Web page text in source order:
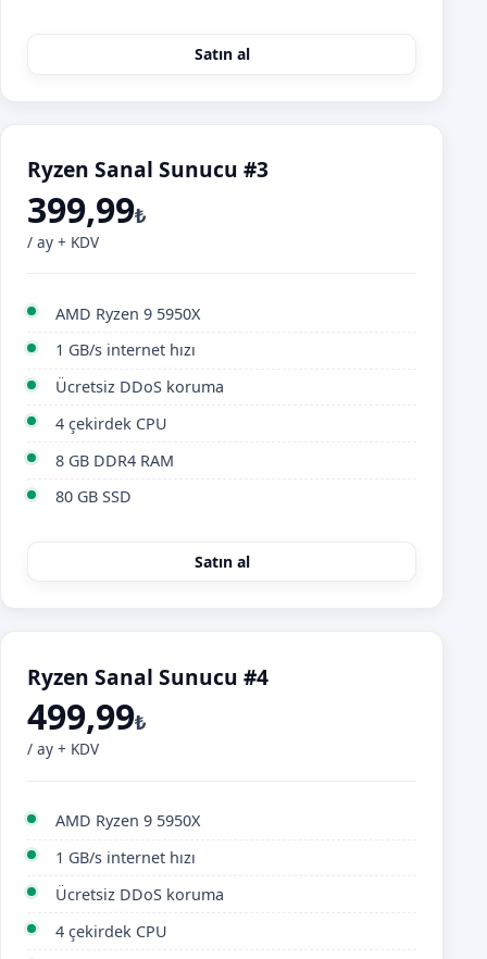
Satın al
Ryzen Sanal Sunucu #3
399,99₺
/ ay + KDV
AMD Ryzen 9 5950X
1 GB/s internet hızı
Ücretsiz DDoS koruma
4 çekirdek CPU
8 GB DDR4 RAM
80 GB SSD
Satın al
Ryzen Sanal Sunucu #4
499,99₺
/ ay + KDV
AMD Ryzen 9 5950X
1 GB/s internet hızı
Ücretsiz DDoS koruma
4 çekirdek CPU